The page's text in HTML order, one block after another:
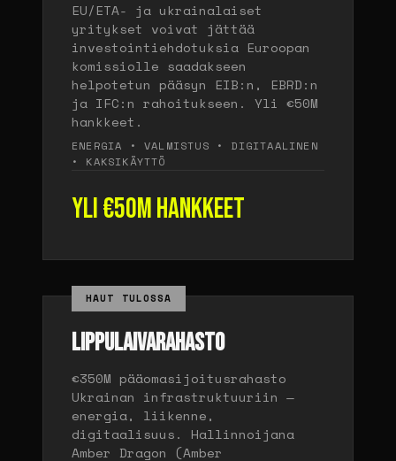
EU/ETA- ja ukrainalaiset
yritykset voivat jättää
investointiehdotuksia Euroopan
komissiolle saadakseen
helpotetun pääsyn EIB:n, EBRD:n
ja IFC:n rahoitukseen. Yli €50M
hankkeet.
ENERGIA • VALMISTUS • DIGITAALINEN
• KAKSIKÄYTTÖ
Yli €50M hankkeet
HAUT TULOSSA
LIPPULAIVARAHASTO
€350M pääomasijoitusrahasto
Ukrainan infrastruktuuriin —
energia, liikenne,
digitaalisuus. Hallinnoijana
Amber Dragon (Amber